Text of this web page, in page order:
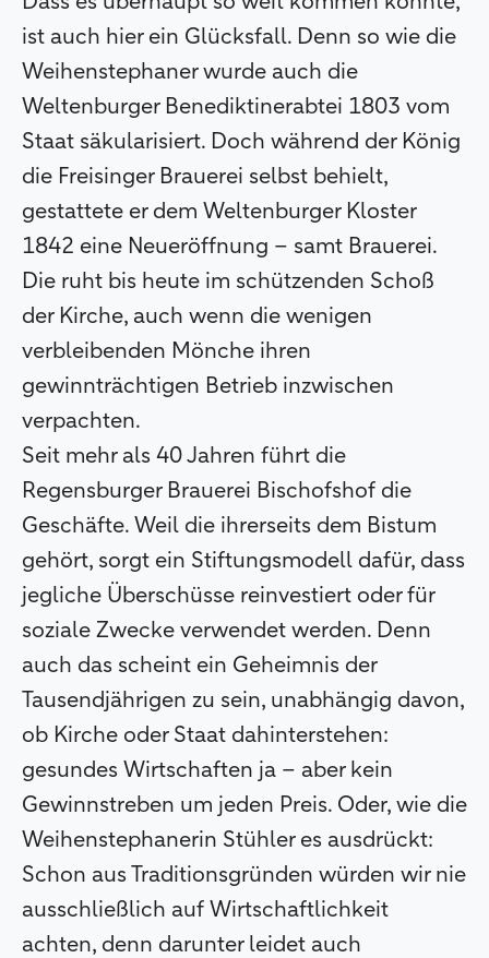
ist auch hier ein Glücksfall. Denn so wie die
Weihenstephaner wurde auch die
Weltenburger Benediktinerabtei 1803 vom
Staat säkularisiert. Doch während der König
die Freisinger Brauerei selbst behielt,
gestattete er dem Weltenburger Kloster
1842 eine Neueröffnung – samt Brauerei.
Die ruht bis heute im schützenden Schoß
der Kirche, auch wenn die wenigen
verbleibenden Mönche ihren
gewinnträchtigen Betrieb inzwischen
verpachten.
Seit mehr als 40 Jahren führt die
Regensburger Brauerei Bischofshof die
Geschäfte. Weil die ihrerseits dem Bistum
gehört, sorgt ein Stiftungsmodell dafür, dass
jegliche Überschüsse reinvestiert oder für
soziale Zwecke verwendet werden. Denn
auch das scheint ein Geheimnis der
Tausendjährigen zu sein, unabhängig davon,
ob Kirche oder Staat dahinterstehen:
gesundes Wirtschaften ja – aber kein
Gewinnstreben um jeden Preis. Oder, wie die
Weihenstephanerin Stühler es ausdrückt:
Schon aus Traditionsgründen würden wir nie
ausschließlich auf Wirtschaftlichkeit
achten, denn darunter leidet auch